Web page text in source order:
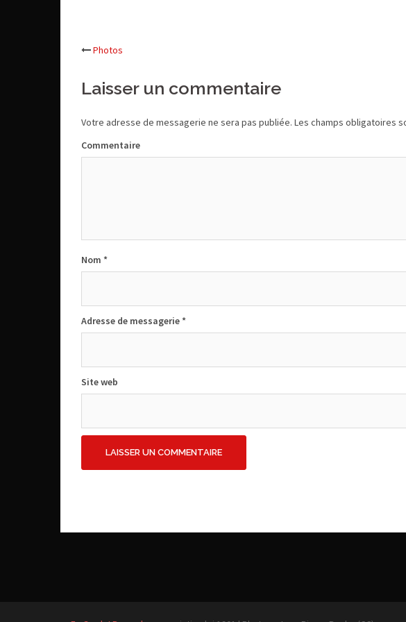
Navigation
d’article
Photos
Laisser un commentaire
Votre adresse de messagerie ne sera pas publiée. Les champs obligatoires
Commentaire
Nom *
Adresse de messagerie*
Site web